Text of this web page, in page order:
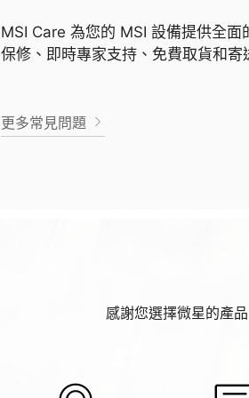
MSI Care 為您的 MSI 設備提供全
保修、即時專家支持、免費取貨和寄
更多常見問題
感謝您選擇微星的產